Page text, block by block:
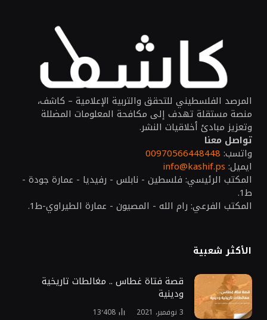
المرصد الفلسطيني للتحقق والتربية الإعلامية – كاشف،
منصة مستقلة تهدف إلى مكافحة المعلومات المضللة
وتعزيز مبادئ أخلاقيات النشر.
تواصل معنا
واتسب: 00970566448448
ايميل: info@kashif.ps
المكتب الرئيسي: فلسطين - نابلس - رفيديا - عمارة جودة -
ط1.
المكتب الفرعي: رام الله - المصيون - عمارة الطيراوي-ط1.
الأكثر شعبية
قصة فتاة غطاس .. مغالطات تاريخية
ودينية
3 نوفمبر، 2021 13٬408